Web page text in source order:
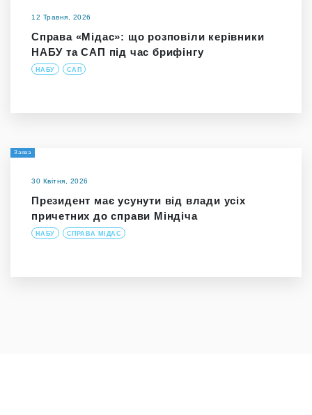
12 Травня, 2026
Справа «Мідас»: що розповіли керівники
НАБУ та САП під час брифінгу
НАБУ САП
Заява
30 Квітня, 2026
Президент має усунути від влади усіх
причетних до справи Міндіча
НАБУ СПРАВА МІДАС